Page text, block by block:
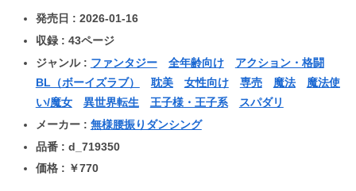
発売日 : 2026-01-16
収録 : 43ページ
ジャンル : ファンタジー 全年齢向け
アクション・格闘
BL（ボーイズラブ）
耽美 女性向け 専売 魔法
魔法使
い/魔女
異世界転生 王子様・王子系
スパダリ
メーカー : 無様腰振りダンシング
品番 : d_719350
価格 : ￥770